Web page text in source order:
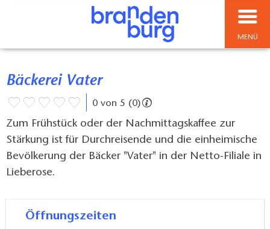
MENÜ
Bäckerei Vater
0 von 5 (0)
Zum Frühstück oder der Nachmittagskaffee zur
Stärkung ist für Durchreisende und die einheimische
Bevölkerung der Bäcker "Vater" in der Netto-Filiale in
Lieberose.
Öffnungszeiten